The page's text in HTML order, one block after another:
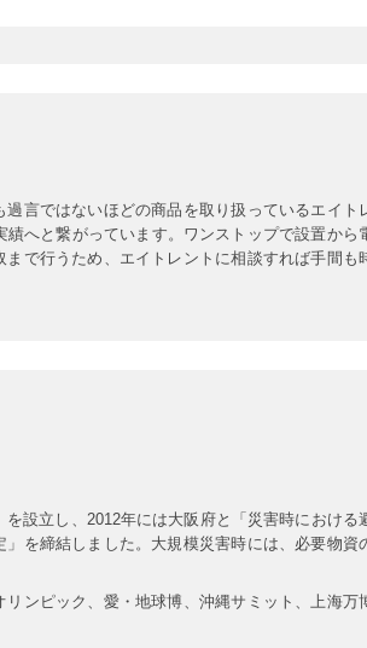
言ではないほどの商品を取り扱っているエイト
へと繋がっています。ワンストップで設置から
で行うため、エイトレントに相談すれば手間も
設立し、2012年には大阪府と「災害時における
を締結しました。大規模災害時には、必要物資
ンピック、愛・地球博、沖縄サミット、上海万